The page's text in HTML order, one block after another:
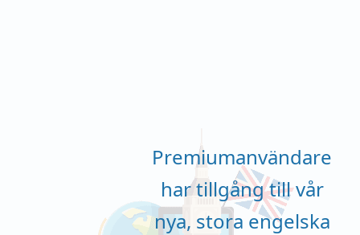
Premiumanvändare
har tillgång till vår
nya, stora engelska